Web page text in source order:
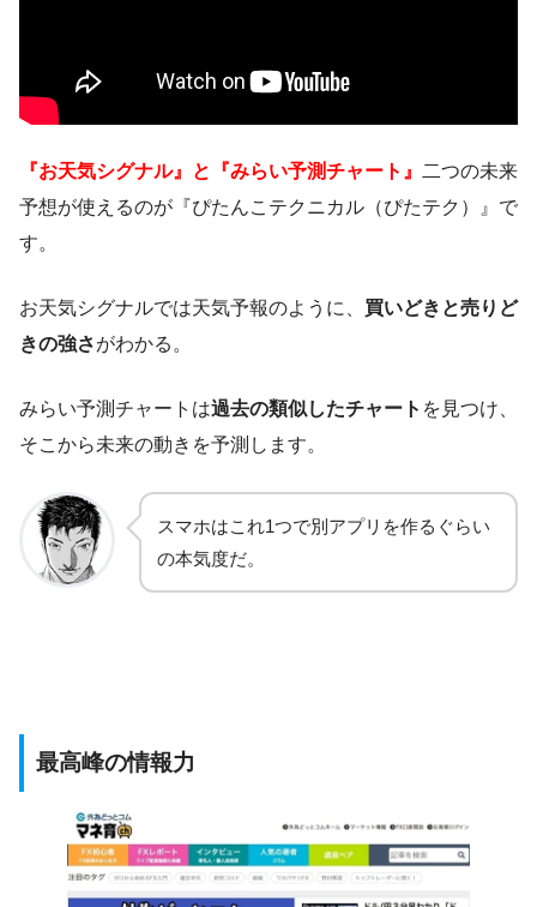
『お天気シグナル』と『みらい予測チャート』
二つの未来
予想が使えるのが『ぴたんこテクニカル（ぴたテク）』で
す。
お天気シグナルでは天気予報のように、 買いどきと売りど
きの強さがわかる。
みらい予測チャートは過去の類似したチャート を見つけ、
そこから未来の動きを予測します。
スマホはこれ1つで別アプリを作るぐらい
の本気度だ。
最高峰の情報力